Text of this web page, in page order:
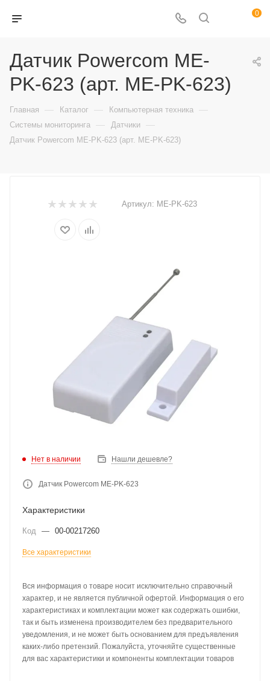
0
Датчик Powercom ME-
PK-623 (арт. ME-PK-623)
Главная — Каталог — Компьютерная техника —
Системы мониторинга — Датчики —
Датчик Powercom ME-PK-623 (арт. ME-PK-623)
Артикул: ME-PK-623
Нет в наличии Нашли дешевле?
Датчик Powercom ME-PK-623
Характеристики
Код — 00-00217260
Все характеристики
Вся информация о товаре носит исключительно справочный
характер, и не является публичной офертой. Информация о его
характеристиках и комплектации может как содержать ошибки,
так и быть изменена производителем без предварительного
уведомления, и не может быть основанием для предъявления
каких-либо претензий. Пожалуйста, уточняйте существенные
для вас характеристики и компоненты комплектации товаров